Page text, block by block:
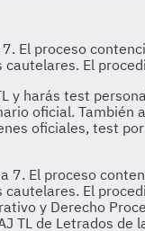
7. El proceso
cautelares. El
y Derecho
TL de Letrados de